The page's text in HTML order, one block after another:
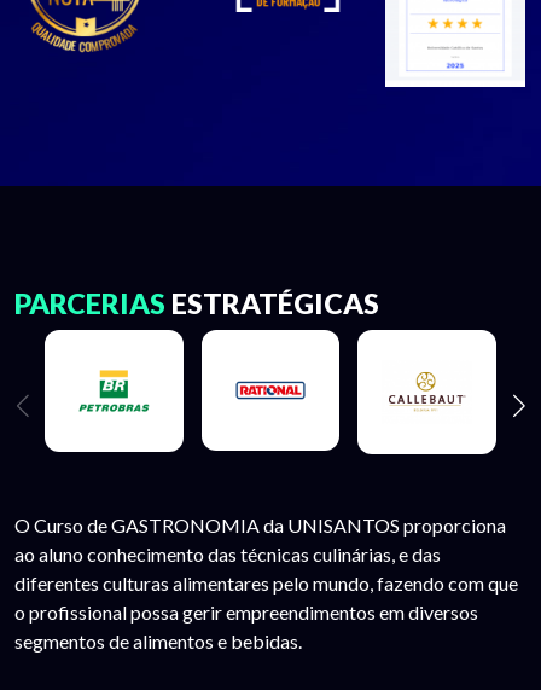
PARCERIAS ESTRATÉGICAS
O Curso de GASTRONOMIA da UNISANTOS proporciona
ao aluno conhecimento das técnicas culinárias, e das
diferentes culturas alimentares pelo mundo, fazendo com que
o profissional possa gerir empreendimentos em diversos
segmentos de alimentos e bebidas.